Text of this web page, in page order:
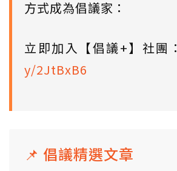
方式成為倡議家：
立即加入【倡議+】社團：
y/2JtBxB6
📌 倡議精選文章